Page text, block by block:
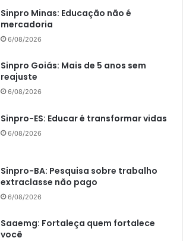
Sinpro Minas: Educação não é
mercadoria
6/08/2026
Sinpro Goiás: Mais de 5 anos sem
reajuste
6/08/2026
Sinpro-ES: Educar é transformar vidas
6/08/2026
Sinpro-BA: Pesquisa sobre trabalho
extraclasse não pago
6/08/2026
Saaemg: Fortaleça quem fortalece
você